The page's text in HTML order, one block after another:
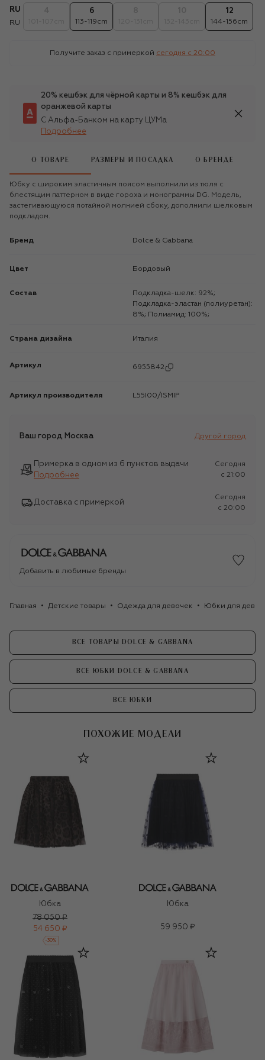
RU
RU
6
113-119cm
12
144-156cm
Получите заказ с примеркой сегодня c 20:00
20% кешбэк для чёрной карты и 8% кешбэк для
оранжевой карты
С Альфа-Банком на карту ЦУМа
Подробнее
О ТОВАРЕ РАЗМЕРЫ И ПОСАДКА О БРЕНДЕ
Юбку с широким эластичным поясом выполнили из тюля с
блестящим паттерном в виде гороха и монограммы DG. Модель,
застегивающуюся потайной молнией сбоку, дополнили шелковым
подкладом.
Бренд Dolce & Gabbana
Цвет Бордовый
Состав
Подкладка-шелк: 92%;
Подкладка-эластан (полиуретан):
8%; Полиамид: 100%;
Страна дизайна Италия
Артикул 6955842
Артикул производителя L55I00/ISMIP
Ваш город Москва Другой город
Примерка в одном из 6 пунктов выдачи
Подробнее
Сегодня
c 21:00
Доставка с примеркой
Сегодня
c 20:00
Добавить в любимые бренды
Главная Детские товары Одежда для девочек Юбки для
ВСЕ ТОВАРЫ DOLCE & GABBANA
ВСЕ ЮБКИ DOLCE & GABBANA
ВСЕ ЮБКИ
ПОХОЖИЕ МОДЕЛИ
Юбка
78 050 ₽
54 650 ₽
-30%
Юбка
59 950 ₽